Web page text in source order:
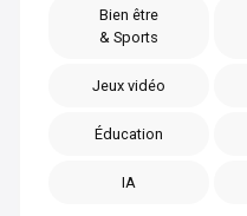
Bien être
& Sports
Jeux vidéo
Éducation
IA